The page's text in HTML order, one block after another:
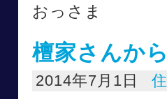
おっさま
檀家さんか
2014年7月1日